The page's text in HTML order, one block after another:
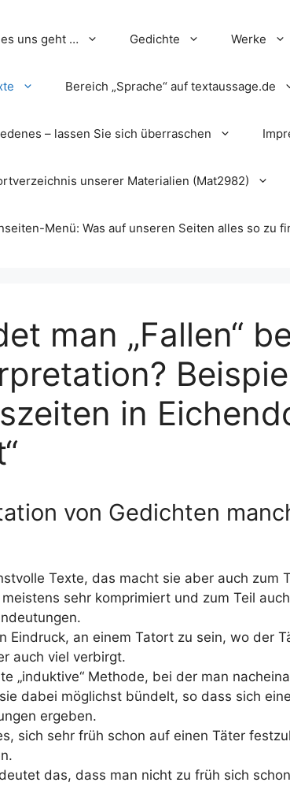
uns geht … Gedichte Werke
Bereich „Sprache“ auf textaussage.de
– lassen Sie sich überraschen
unserer Materialien (Mat2982)
Menü: Was auf unseren Seiten alles so zu
man „Fallen“
in
von Gedichten
Texte, das macht sie aber auch zum
sehr komprimiert und zum Teil
Eindruck, an einem Tatort zu sein, wo der
auch viel verbirgt.
„induktive“ Methode, bei der man
dabei möglichst bündelt, so dass sich
ergeben.
sich sehr früh schon auf einen Täter
das, dass man nicht zu früh sich